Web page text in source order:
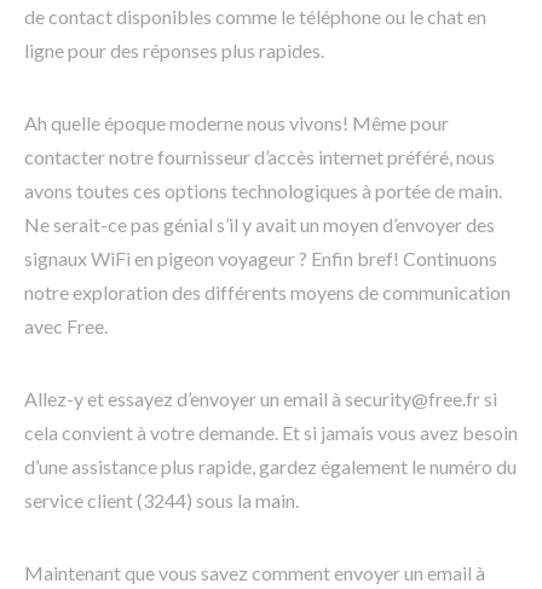
de contact disponibles comme le téléphone ou le chat en
ligne pour des réponses plus rapides.
Ah quelle époque moderne nous vivons! Même pour
contacter notre fournisseur d’accès internet préféré, nous
avons toutes ces options technologiques à portée de main.
Ne serait-ce pas génial s’il y avait un moyen d’envoyer des
signaux WiFi en pigeon voyageur ? Enfin bref! Continuons
notre exploration des différents moyens de communication
avec Free.
Allez-y et essayez d’envoyer un email à security@free.fr si
cela convient à votre demande. Et si jamais vous avez besoin
d’une assistance plus rapide, gardez également le numéro du
service client (3244) sous la main.
Maintenant que vous savez comment envoyer un email à